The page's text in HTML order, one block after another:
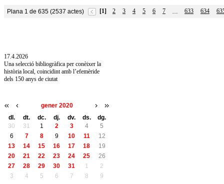
Plana 1 de 635 (2537 actes) [1] 2 3 4 5 6 7 … 633 634
17.4.2026
Una selecció bibliogràfica per conèixer la
història local, coincidint amb l’efemèride
dels 150 anys de ciutat
gener 2020
dl.
dt. dc. dj. dv. ds.
dg.
30
31 1 2 3 4
5
6
7 8 9 10 11
12
13
14 15 16 17 18
19
20
21 22 23 24 25
26
27
28 29 30 31 1
2
3
4 5 6 7 8 9